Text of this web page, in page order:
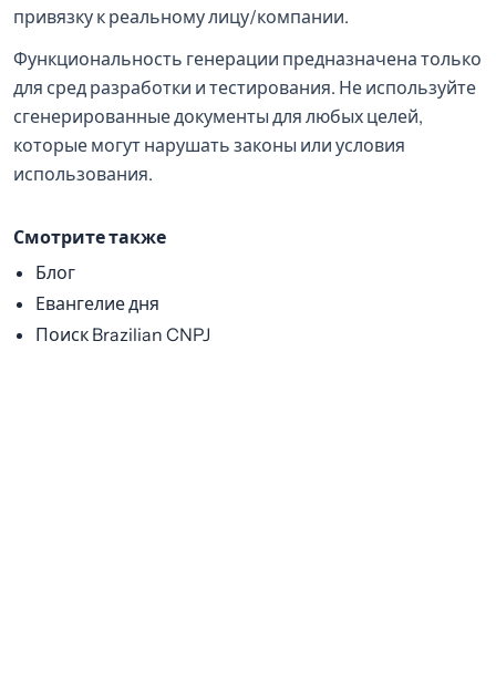
привязку к реальному лицу/компании.
Функциональность генерации предназначена только
для сред разработки и тестирования. Не используйте
сгенерированные документы для любых целей,
которые могут нарушать законы или условия
использования.
Смотрите также
Блог
Евангелие дня
Поиск Brazilian CNPJ